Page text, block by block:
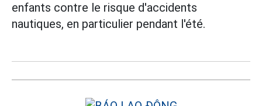
enfants contre le risque d'accidents
nautiques, en particulier pendant l'été.